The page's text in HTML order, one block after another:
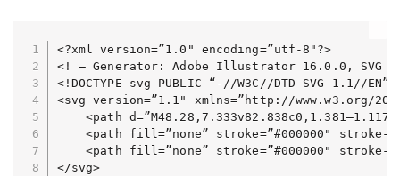
<?xml version=”1.0" encoding=”utf-8"?>
<! — Generator: Adobe Illustrator 16.0.0, SVG
<!DOCTYPE svg PUBLIC “-//W3C//DTD SVG 1.1//
<svg version=”1.1" xmlns=”http://www.w3.org/
<path
<path fill=”none” stroke=”#000000" stroke-
<path fill=”none” stroke=”#000000" stroke-
</svg>